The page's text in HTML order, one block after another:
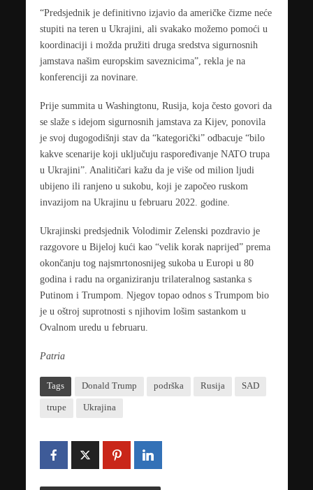
“Predsjednik je definitivno izjavio da američke čizme neće
stupiti na teren u Ukrajini, ali svakako možemo pomoći u
koordinaciji i možda pružiti druga sredstva sigurnosnih
jamstava našim europskim saveznicima”, rekla je na
konferenciji za novinare.
Prije summita u Washingtonu, Rusija, koja često govori da
se slaže s idejom sigurnosnih jamstava za Kijev, ponovila
je svoj dugogodišnji stav da “kategorički” odbacuje “bilo
kakve scenarije koji uključuju raspoređivanje NATO trupa
u Ukrajini”. Analitičari kažu da je više od milion ljudi
ubijeno ili ranjeno u sukobu, koji je započeo ruskom
invazijom na Ukrajinu u februaru 2022. godine.
Ukrajinski predsjednik Volodimir Zelenski pozdravio je
razgovore u Bijeloj kući kao “velik korak naprijed” prema
okončanju tog najsmrtonosnijeg sukoba u Europi u 80
godina i radu na organiziranju trilateralnog sastanka s
Putinom i Trumpom. Njegov topao odnos s Trumpom bio
je u oštroj suprotnosti s njihovim lošim sastankom u
Ovalnom uredu u februaru.
Patria
Tags Donald Trump podrška Rusija SAD
trupe Ukrajina